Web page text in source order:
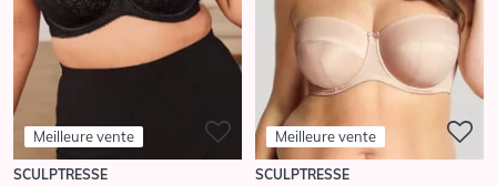
Meilleure vente
SCULPTRESSE
Meilleure vente
SCULPTRESSE